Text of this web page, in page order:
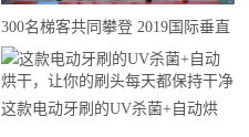
300名梯客共同攀登 2019国际垂直
马拉松超级精英赛顺德海骏达中心
站欢乐开跑
这款电动牙刷的UV杀菌+自动烘